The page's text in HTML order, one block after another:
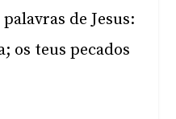
de Jesus:
os teus pecados